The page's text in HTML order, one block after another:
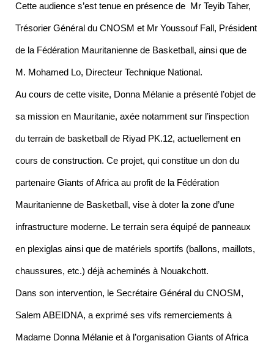
Cette audience s’est tenue en présence de Mr Teyib Taher,
Trésorier Général du CNOSM et Mr Youssouf Fall, Président
de la Fédération Mauritanienne de Basketball, ainsi que de
M. Mohamed Lo, Directeur Technique National.
Au cours de cette visite, Donna Mélanie a présenté l’objet de
sa mission en Mauritanie, axée notamment sur l’inspection
du terrain de basketball de Riyad PK.12, actuellement en
cours de construction. Ce projet, qui constitue un don du
partenaire Giants of Africa au profit de la Fédération
Mauritanienne de Basketball, vise à doter la zone d’une
infrastructure moderne. Le terrain sera équipé de panneaux
en plexiglas ainsi que de matériels sportifs (ballons, maillots,
chaussures, etc.) déjà acheminés à Nouakchott.
Dans son intervention, le Secrétaire Général du CNOSM,
Salem ABEIDNA, a exprimé ses vifs remerciements à
Madame Donna Mélanie et à l’organisation Giants of Africa